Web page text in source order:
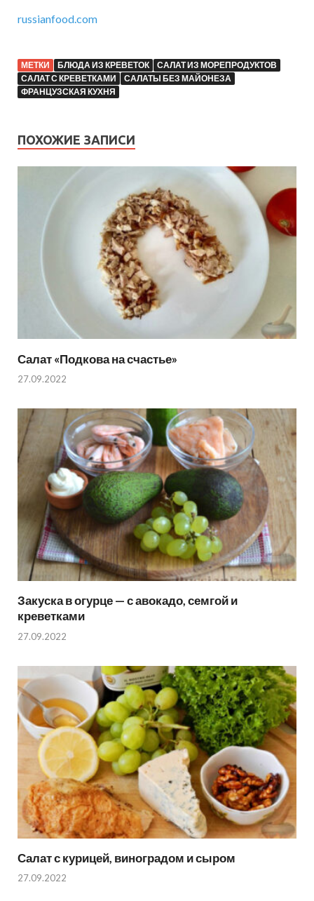
russianfood.com
МЕТКИ БЛЮДА ИЗ КРЕВЕТОК
САЛАТ ИЗ МОРЕПРОДУКТОВ
САЛАТ С КРЕВЕТКАМИ
САЛАТЫ БЕЗ МАЙОНЕЗА
ФРАНЦУЗСКАЯ КУХНЯ
ПОХОЖИЕ ЗАПИСИ
Салат «Подкова на счастье»
27.09.2022
Закуска в огурце — с авокадо, семгой и
креветками
27.09.2022
Салат с курицей, виноградом и сыром
27.09.2022